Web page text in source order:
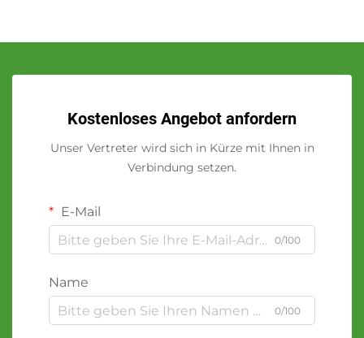
Kostenloses Angebot anfordern
Unser Vertreter wird sich in Kürze mit Ihnen in
Verbindung setzen.
E-Mail
0/100
Name
0/100